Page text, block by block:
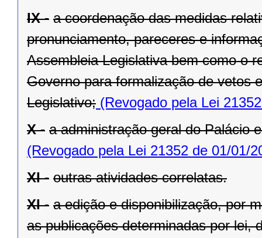
IX - a coordenação das medidas
pronunciamento, pareceres e
Assembleia Legislativa bem como o
Governo para formalização de vetos
Legislativo; (Revogado pela Lei
X - a administração geral do Palácio
(Revogado pela Lei 21352 de 01/01/
XI - outras atividades correlatas.
XI - a edição e disponibilização, por
as publicações determinadas por lei,